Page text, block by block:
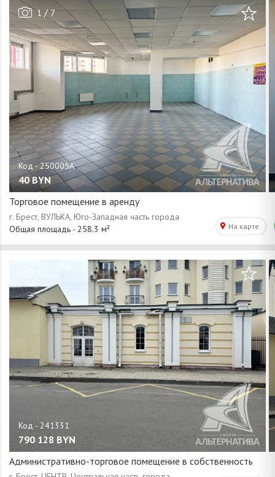
1/7
40 BYN
Торговое помещение в аренду
790 128 BYN
Административно-торговое помещение в собственность